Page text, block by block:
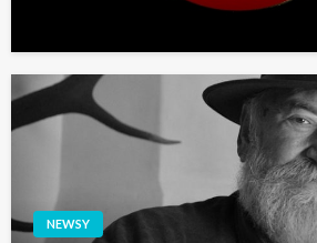
NEWSY